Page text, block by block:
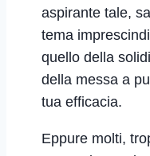
aspirante tale,
tema
quello della
della messa a
tua efficacia.
Eppure molti,